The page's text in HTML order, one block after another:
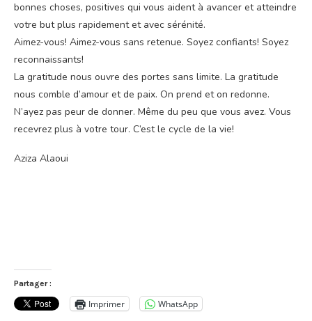
bonnes choses, positives qui vous aident à avancer et atteindre
votre but plus rapidement et avec sérénité.
Aimez-vous! Aimez-vous sans retenue. Soyez confiants! Soyez
reconnaissants!
La gratitude nous ouvre des portes sans limite. La gratitude
nous comble d’amour et de paix. On prend et on redonne.
N’ayez pas peur de donner. Même du peu que vous avez. Vous
recevrez plus à votre tour. C’est le cycle de la vie!
Aziza Alaoui
Partager :
Imprimer WhatsApp